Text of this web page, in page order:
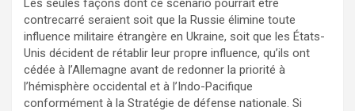
Les seules façons dont ce scénario pourrait être
contrecarré seraient soit que la Russie élimine toute
influence militaire étrangère en Ukraine, soit que les États-
Unis décident de rétablir leur propre influence, qu’ils ont
cédée à l’Allemagne avant de redonner la priorité à
l’hémisphère occidental et à l’Indo-Pacifique
conformément à la Stratégie de défense nationale. Si